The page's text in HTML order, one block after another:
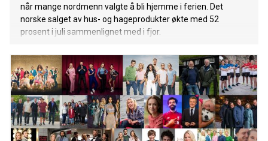
når mange nordmenn valgte å bli hjemme i ferien. Det
norske salget av hus- og hageprodukter økte med 52
prosent i juli sammenlignet med i fjor.